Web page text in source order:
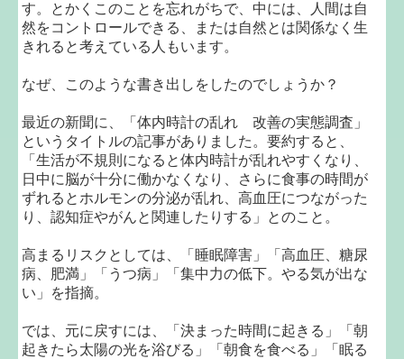
す。とかくこのことを忘れがちで、中には、人間は自
然をコントロールできる、または自然とは関係なく生
きれると考えている人もいます。
なぜ、このような書き出しをしたのでしょうか？
最近の新聞に、「体内時計の乱れ 改善の実態調査」
というタイトルの記事がありました。要約すると、
「生活が不規則になると体内時計が乱れやすくなり、
日中に脳が十分に働かなくなり、さらに食事の時間が
ずれるとホルモンの分泌が乱れ、高血圧につながった
り、認知症やがんと関連したりする」とのこと。
高まるリスクとしては、「睡眠障害」「高血圧、糖尿
病、肥満」「うつ病」「集中力の低下。やる気が出な
い」を指摘。
では、元に戻すには、「決まった時間に起きる」「朝
起きたら太陽の光を浴びる」「朝食を食べる」「眠る